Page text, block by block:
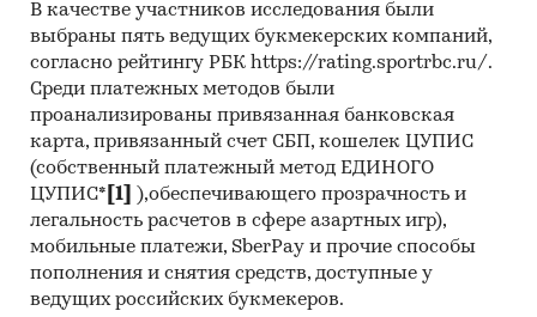
В качестве участников исследования были
выбраны пять ведущих букмекерских компаний,
согласно рейтингу РБК https://rating.sportrbc.ru/.
Среди платежных методов были
проанализированы привязанная банковская
карта, привязанный счет СБП, кошелек ЦУПИС
(собственный платежный метод ЕДИНОГО
ЦУПИС* [1]
),обеспечивающего прозрачность и
легальность расчетов в сфере азартных игр),
мобильные платежи, SberPay и прочие способы
пополнения и снятия средств, доступные у
ведущих российских букмекеров.